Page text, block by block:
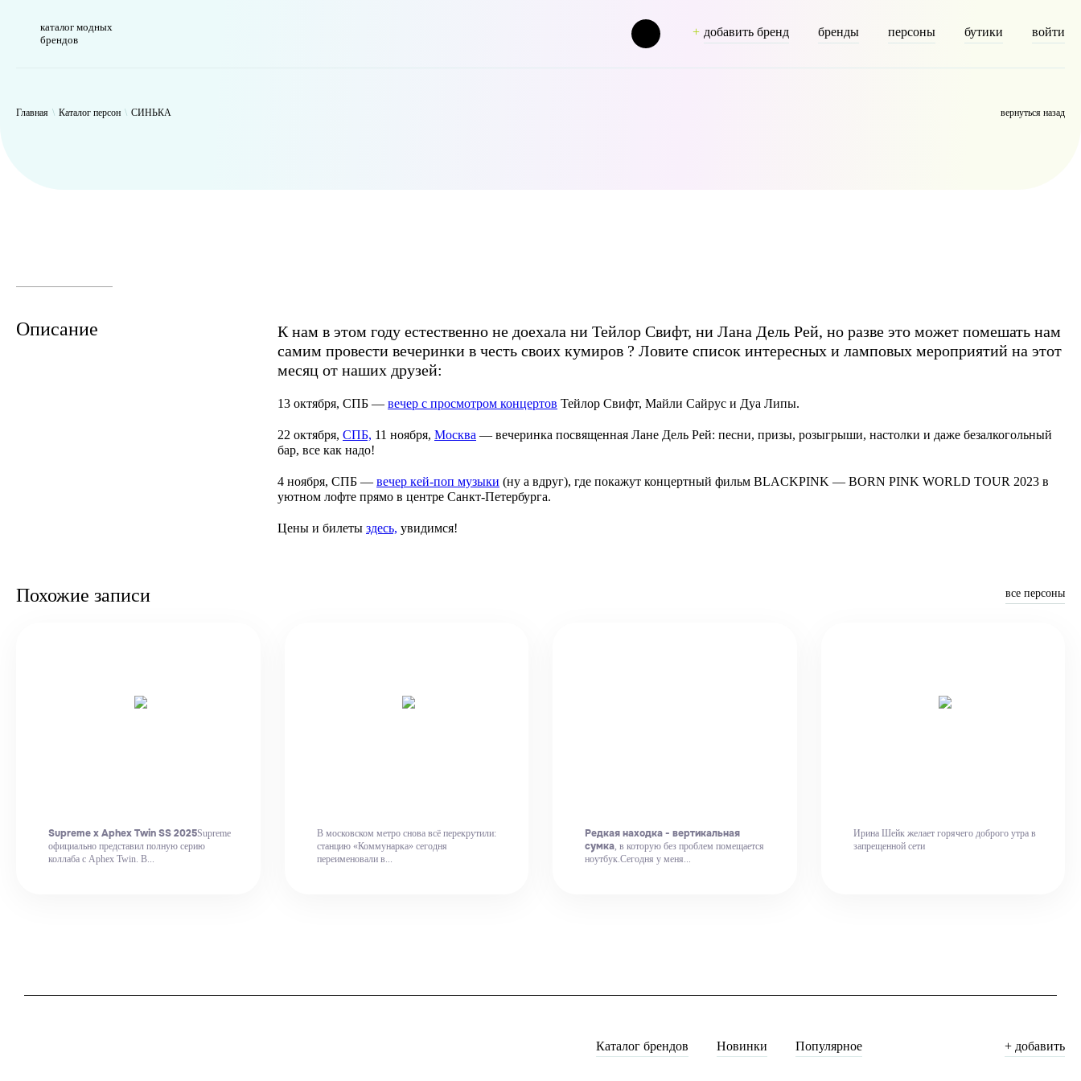
каталог модных
брендов
добавить бренд бренды персоны бутики войти
Главная \ Каталог персон \ СИНЬКА вернуться назад
Описание
К нам в этом году естественно не доехала ни Тейлор Свифт, ни Лана Дель Рей, но разве это может помешать нам
самим провести вечеринки в честь своих кумиров ? Ловите список интересных и ламповых мероприятий на этот
месяц от наших друзей:
13 октября, СПБ — вечер с просмотром концертов Тейлор Свифт, Майли Сайрус и Дуа Липы.
22 октября, СПБ, 11 ноября, Москва — вечеринка посвященная Лане Дель Рей: песни, призы, розыгрыши, настолки и даже безалкогольный
бар, все как надо!
4 ноября, СПБ — вечер кей-поп музыки (ну а вдруг), где покажут концертный фильм BLACKPINK — BORN PINK WORLD TOUR 2023 в
уютном лофте прямо в центре Санкт-Петербурга.
Цены и билеты здесь, увидимся!
Похожие записи все персоны
Supreme x Aphex Twin SS 2025Supreme
официально представил полную серию
коллаба с Aphex Twin. В...
В московском метро снова всё перекрутили:
станцию «Коммунарка» сегодня
переименовали в...
Редкая находка - вертикальная
сумка, в которую без проблем помещается
ноутбук.Сегодня у меня...
Ирина Шейк желает горячего доброго утра в
запрещенной сети
Каталог брендов Новинки Популярное + добавить